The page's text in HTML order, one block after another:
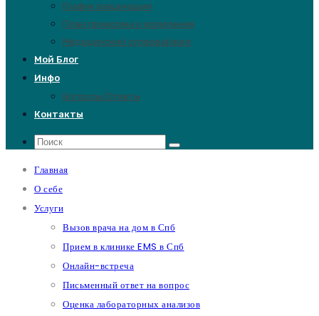
График вакцинации
План прикорма и кормления
Медицинский супервайзинг
Мой Блог
Инфо
Вопросы/Ответы
Контакты
Главная
О себе
Услуги
Вызов врача на дом в Спб
Прием в клинике EMS в Спб
Онлайн-встреча
Письменный ответ на вопрос
Оценка лабораторных анализов